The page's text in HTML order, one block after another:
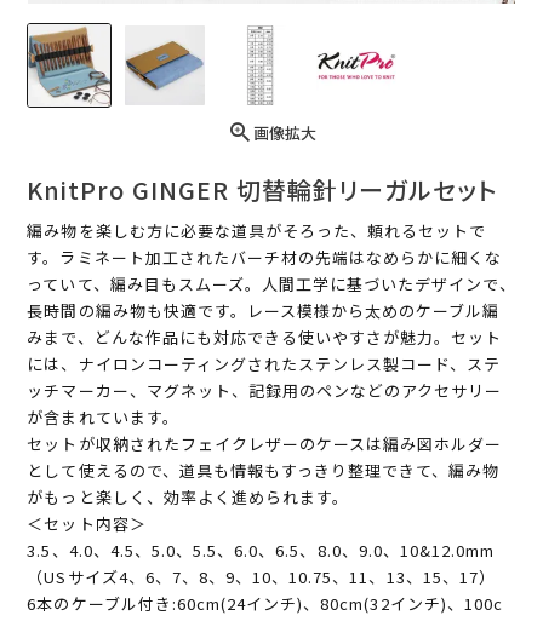
画像拡大
KnitPro GINGER 切替輪針リーガルセット
編み物を楽しむ方に必要な道具がそろった、頼れるセットで
す。ラミネート加工されたバーチ材の先端はなめらかに細くな
っていて、編み目もスムーズ。人間工学に基づいたデザインで、
長時間の編み物も快適です。レース模様から太めのケーブル編
みまで、どんな作品にも対応できる使いやすさが魅力。セット
には、ナイロンコーティングされたステンレス製コード、ステ
ッチマーカー、マグネット、記録用のペンなどのアクセサリー
が含まれています。
セットが収納されたフェイクレザーのケースは編み図ホルダー
として使えるので、道具も情報もすっきり整理できて、編み物
がもっと楽しく、効率よく進められます。
＜セット内容＞
3.5、4.0、4.5、5.0、5.5、6.0、6.5、8.0、9.0、10&12.0mm
（USサイズ4、6、7、8、9、10、10.75、11、13、15、17）
6本のケーブル付き:60cm(24インチ)、80cm(32インチ)、100c